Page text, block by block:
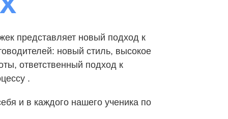
представляет новый подход к
новый стиль, высокое
ответственный подход к
.
и в каждого нашего ученика по